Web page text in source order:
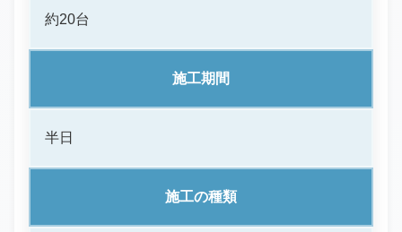
約20台
施工期間
半日
施工の種類